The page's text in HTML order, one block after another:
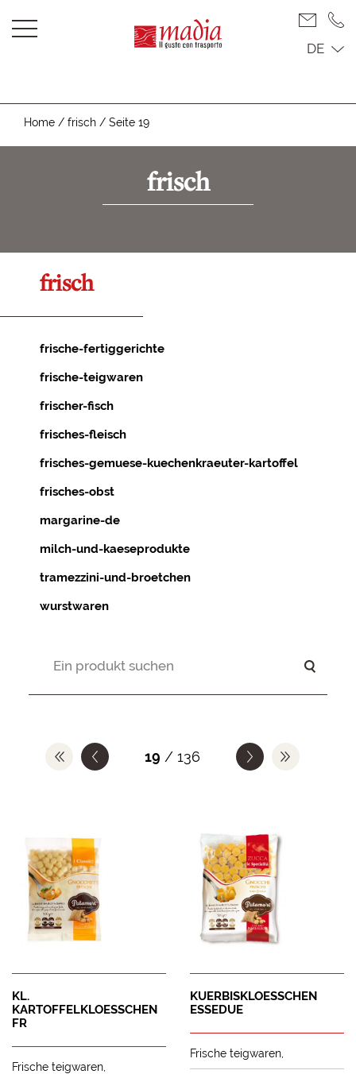
DE
Home / frisch / Seite 19
frisch
frisch
frische-fertiggerichte
frische-teigwaren
frischer-fisch
frisches-fleisch
frisches-gemuese-kuechenkraeuter-kartoffel
frisches-obst
margarine-de
milch-und-kaeseprodukte
tramezzini-und-broetchen
wurstwaren
19 / 136
KL.
KARTOFFELKLOESSCHEN
FR
Frische teigwaren
KUERBISKLOESSCHEN
ESSEDUE
Frische teigwaren